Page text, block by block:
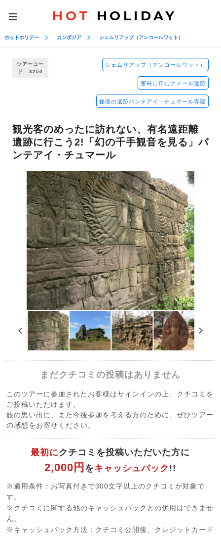
toggle
navigation
HOT HOLIDAY
ホットホリデー カンボジア シェムリアップ（アンコールワット）
ツアーコー
ド : 3250
シェムリアップ（アンコールワット）
密林に佇むクメール遺跡
秘境の遺跡バンテアイ・チュマール寺院
観光客のめったに訪れない、有名遠距離
遺跡に行こう2!「幻の千手観音を見る」バ
ンテアイ・チュマール
まだクチコミの投稿はありません
このツアーに参加されたお客様はサインインの上、クチコミを
ご投稿いただけます。
旅の思い出に、また今後参加を考える方のために、ぜひツアー
の感想をお寄せください。
最初にクチコミを投稿いただいた方に
2,000円 をキャッシュバック !!
※適用条件：お写真付きで300文字以上のクチコミが対象で
す。
※クチコミに関する他のキャッシュバックとの併用はできませ
ん。
※キャッシュバック方法：クチコミ公開後、クレジットカード